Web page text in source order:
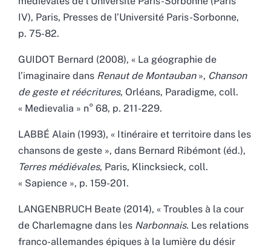
IV), Paris, Presses de l’Université Paris-Sorbonne,
p. 75-82.
GUIDOT Bernard (2008), « La géographie de
l’imaginaire dans Renaut de Montauban», Chanson
de geste et réécritures, Orléans, Paradigme, coll.
« Medievalia » n° 68, p. 211-229.
LABBÉ Alain (1993), « Itinéraire et territoire dans les
chansons de geste », dans Bernard Ribémont (éd.),
Terres médiévales, Paris, Klincksieck, coll.
« Sapience », p. 159-201.
LANGENBRUCH Beate (2014), « Troubles à la cour
de Charlemagne dans les Narbonnais. Les relations
franco-allemandes épiques à la lumière du désir